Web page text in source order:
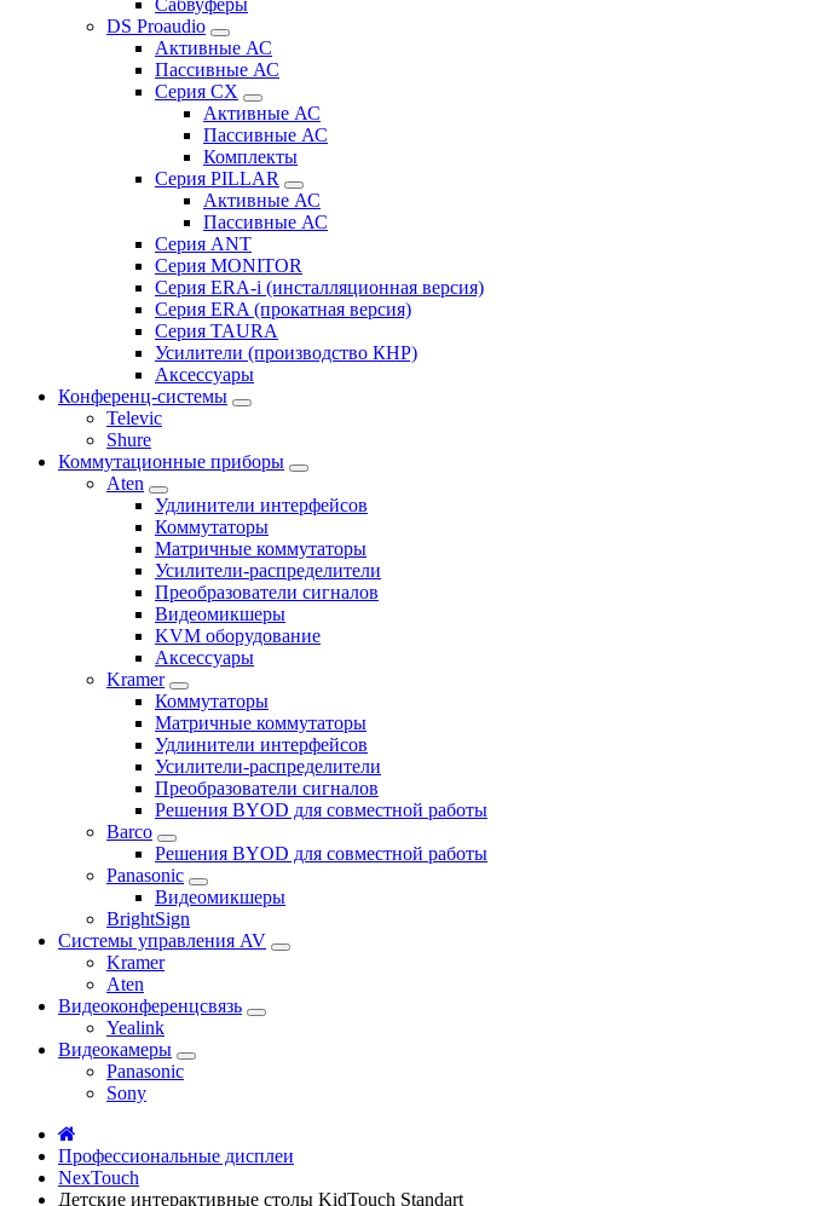
DS Proaudio
Активные АС
Пассивные АС
Серия CX
Активные АС
Пассивные АС
Комплекты
Серия PILLAR
Активные АС
Пассивные АС
Серия ANT
Серия MONITOR
Серия ERA-i (инсталляционная версия)
Серия ERA (прокатная версия)
Серия TAURA
Усилители (производство КНР)
Аксессуары
Конференц-системы
Televic
Shure
Коммутационные приборы
Aten
Удлинители интерфейсов
Коммутаторы
Матричные коммутаторы
Усилители-распределители
Преобразователи сигналов
Видеомикшеры
KVM оборудование
Аксессуары
Kramer
Коммутаторы
Матричные коммутаторы
Удлинители интерфейсов
Усилители-распределители
Преобразователи сигналов
Решения BYOD для совместной работы
Barco
Решения BYOD для совместной работы
Panasonic
Видеомикшеры
BrightSign
Системы управления AV
Kramer
Aten
Видеоконференцсвязь
Yealink
Видеокамеры
Panasonic
Sony
Профессиональные дисплеи
NexTouch
Детские интерактивные столы KidTouch Standart